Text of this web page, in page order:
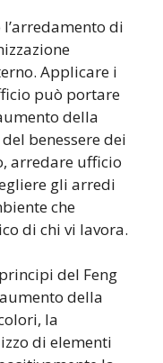
di
Applicare i
può portare
della
benessere dei
arredare ufficio
gli arredi
che
di chi vi lavora.
del Feng
della
la
di elementi